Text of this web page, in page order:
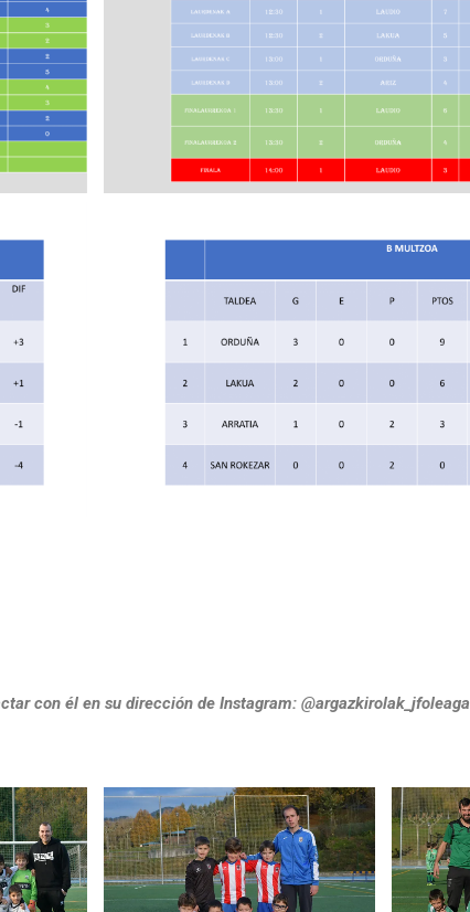
con él en su dirección de Instagram: @argazkirolak_jfoleaga